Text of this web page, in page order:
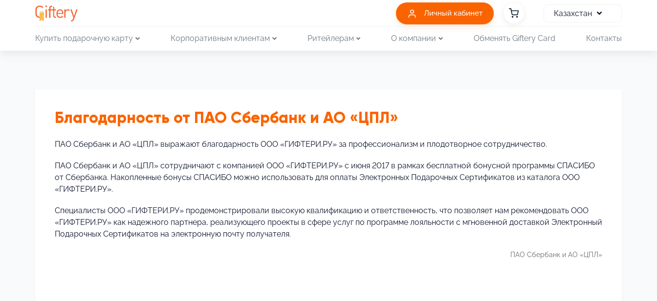
Личный кабинет Казахстан
Купить подарочную карту Корпоративным клиентам Ритейлерам О компании Обменять Giftery Card Контакты
Благодарность от ПАО Сбербанк и АО «ЦПЛ»
ПАО Сбербанк и АО «ЦПЛ» выражают благодарность ООО «ГИФТЕРИ.РУ» за профессионализм и плодотворное сотрудничество.
ПАО Сбербанк и АО «ЦПЛ» сотрудничают с компанией ООО «ГИФТЕРИ.РУ» с июня 2017 в рамках бесплатной бонусной программы СПАСИБО
от Сбербанка. Накопленные бонусы СПАСИБО можно использовать для оплаты Электронных Подарочных Сертификатов из каталога ООО
«ГИФТЕРИ.РУ».
Специалисты ООО «ГИФТЕРИ.РУ» продемонстрировали высокую квалификацию и ответственность, что позволяет нам рекомендовать ООО
«ГИФТЕРИ.РУ» как надежного партнера, реализующего проекты в сфере услуг по программе лояльности с мгновенной доставкой Электронный
Подарочных Сертификатов на электронную почту получателя.
ПАО Сбербанк и АО «ЦПЛ»